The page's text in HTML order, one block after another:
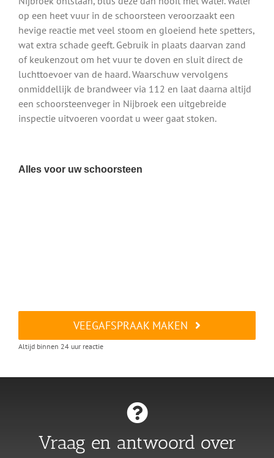
op een heet vuur in de schoorsteen veroorzaakt een
hevige reactie met veel stoom en gloeiend hete spetters,
wat extra schade geeft. Gebruik in plaats daarvan zand
of keukenzout om het vuur te doven en sluit direct de
luchttoevoer van de haard. Waarschuw vervolgens
onmiddellijk de brandweer via 112 en laat daarna altijd
een schoorsteenveger in Nijbroek een uitgebreide
inspectie uitvoeren voordat u weer gaat stoken.
Alles voor uw schoorsteen
VEEGAFSPRAAK MAKEN
Altijd binnen 24 uur reactie
Vraag en antwoord over